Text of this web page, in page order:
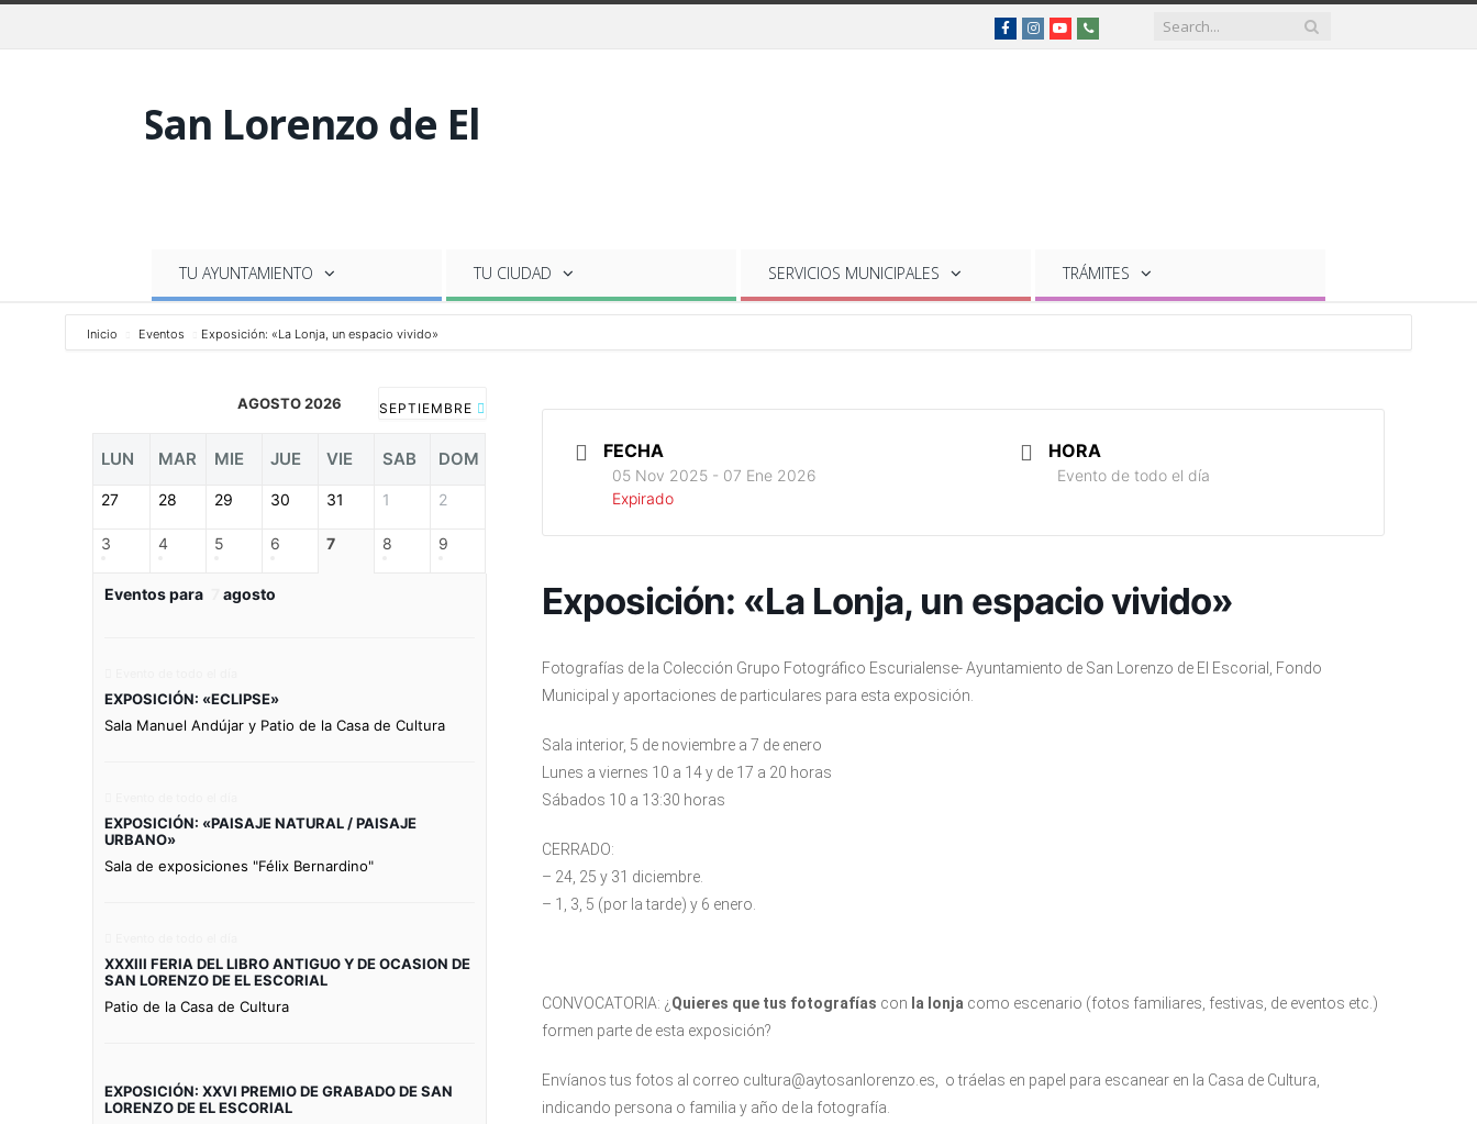
FacebookInstagramYouTubeTeléfonos
de
TU AYUNTAMIENTO TU CIUDAD SERVICIOS MUNICIPALES TRÁMITES
Inicio Eventos Exposición: «La Lonja, un espacio vivido»
AGOSTO 2026 SEPTIEMBRE
LUN MAR MIE JUE VIE SAB DOM
27 28 29 30 31 1 2
3 4 5 6 7 8 9
Eventos para agosto
EXPOSICIÓN: «ECLIPSE»
Sala Manuel Andújar y Patio de la Casa de Cultura
EXPOSICIÓN: «PAISAJE NATURAL / PAISAJE
URBANO»
Sala de exposiciones "Félix Bernardino"
XXXIII FERIA DEL LIBRO ANTIGUO Y DE OCASION DE
SAN LORENZO DE EL ESCORIAL
Patio de la Casa de Cultura
EXPOSICIÓN: XXVI PREMIO DE GRABADO DE SAN
LORENZO DE EL ESCORIAL
FECHA
05 Nov 2025- 07 Ene 2026
Expirado
HORA
Evento de todo el día
Exposición: «La Lonja, un espacio vivido»
Fotografías de la Colección Grupo Fotográfico Escurialense- Ayuntamiento de San Lorenzo de El Escorial, Fondo
Municipal y aportaciones de particulares para esta exposición.
Sala interior, 5 de noviembre a 7 de enero
Lunes a viernes 10 a 14 y de 17 a 20 horas
Sábados 10 a 13:30 horas
CERRADO:
– 24, 25 y 31 diciembre.
– 1, 3, 5 (por la tarde) y 6 enero.
CONVOCATORIA: ¿ Quieres que tus fotografías con la lonja como escenario (fotos familiares, festivas, de eventos etc.)
formen parte de esta exposición?
Envíanos tus fotos al correo cultura@aytosanlorenzo.es, o tráelas en papel para escanear en la Casa de Cultura,
indicando persona o familia y año de la fotografía.